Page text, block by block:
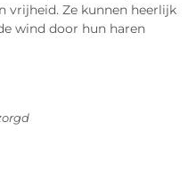
vrijheid. Ze kunnen heerlijk
wind door hun haren